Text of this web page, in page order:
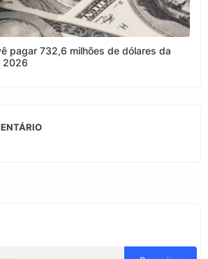
pagar 732,6 milhões de dólares da
2026